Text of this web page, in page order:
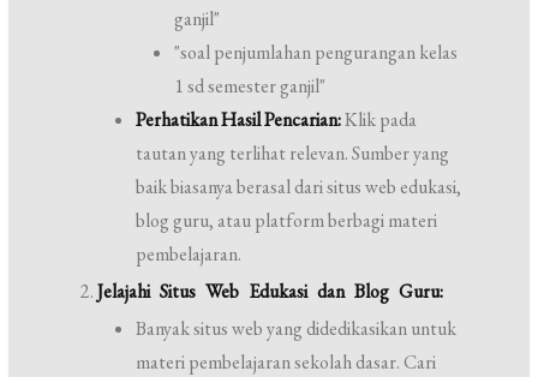
ganjil"
"soal penjumlahan pengurangan kelas
1 sd semester ganjil"
Perhatikan Hasil Pencarian:Klik pada
tautan yang terlihat relevan. Sumber yang
baik biasanya berasal dari situs web edukasi,
blog guru, atau platform berbagi materi
pembelajaran.
Jelajahi Situs Web Edukasi dan Blog Guru:
Banyak situs web yang didedikasikan untuk
materi pembelajaran sekolah dasar. Cari